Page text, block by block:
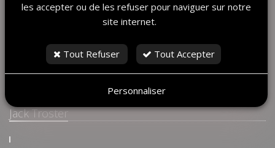
Jack Troster
les accepter ou de les refuser pour naviguer sur notre
site internet.
Tout Refuser Tout Accepter
Personnaliser